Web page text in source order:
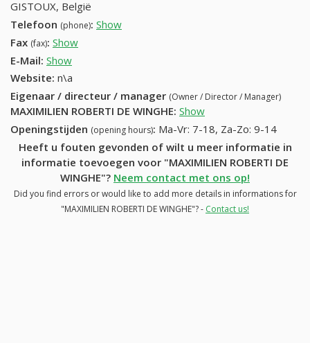
GISTOUX, België
Telefoon (phone): Show
Fax (fax): Show
E-Mail: Show
Website: n\a
Eigenaar / directeur / manager (Owner / Director / Manager)
MAXIMILIEN ROBERTI DE WINGHE: Show
Openingstijden (opening hours): Ma-Vr: 7-18, Za-Zo: 9-14
Heeft u fouten gevonden of wilt u meer informatie in
informatie toevoegen voor "MAXIMILIEN ROBERTI DE
WINGHE"? Neem contact met ons op!
Did you find errors or would like to add more details in informations for
"MAXIMILIEN ROBERTI DE WINGHE"? - Contact us!